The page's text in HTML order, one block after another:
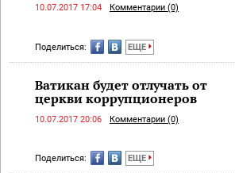
10.07.2017 17:04 Комментарии (0)
Поделиться: ЕЩЕ
Ватикан будет отлучать от
церкви коррупционеров
10.07.2017 20:06 Комментарии (0)
Поделиться: ЕЩЕ